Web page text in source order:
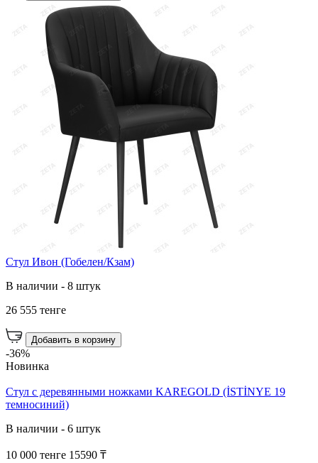
Стул Ивон (Гобелен/Кзам)
В наличии - 8 штук
26 555 тенге
Добавить в корзину
-36%
Новинка
Стул с деревянными ножками KAREGOLD (İSTİNYE 19
темносиний)
В наличии - 6 штук
10 000 тенге 15590 ₸